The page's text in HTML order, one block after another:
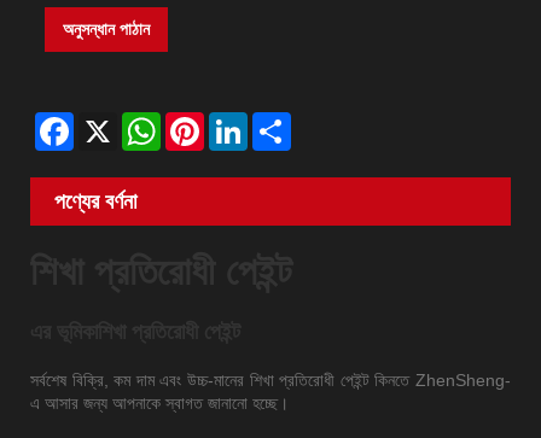
অনুসন্ধান পাঠান
Facebook
X WhatsAppPinterestLinkedIn
পণ্যের বর্ণনা
সর্বশেষ বিক্রি, কম দাম এবং উচ্চ-মানের শিখা প্রতিরোধী পেইন্ট কিনতে ZhenSheng-
এ আসার জন্য আপনাকে স্বাগত জানানো হচ্ছে।